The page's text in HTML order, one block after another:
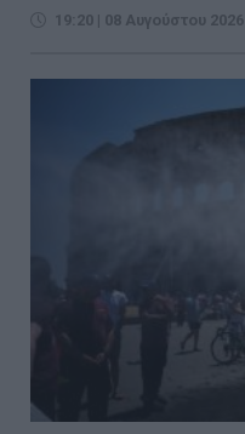
19:20 | 08 Αυγούστου 2026